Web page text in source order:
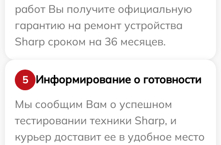
работ Вы получите официальную
гарантию на ремонт устройства
Sharp сроком на 36 месяцев.
5
Информирование о готовности
Мы сообщим Вам о успешном
тестировании техники Sharp, и
курьер доставит ее в удобное место